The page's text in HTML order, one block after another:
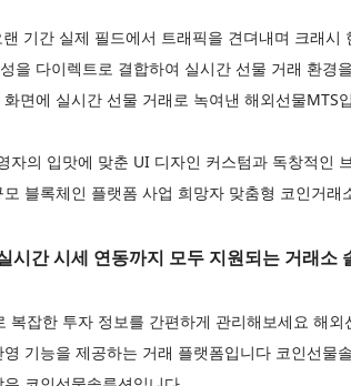
기간 실제 필드에서 트래픽을 견뎌내며 크래
을 다이렉트로 결합하여 실시간 선물 거래 환
면에 실시간 선물 거래로 녹여낸 해외선물MTS
자의 입맛에 맞춘 UI 디자인 커스텀과 독창적인
블록체인 플랫폼 사업 희망자 맞춤형 코인거래
시간 시세 연동까지 모두 지원되는 거래소
복잡한 투자 정보를 간편하게 관리해보세요 해
기능을 제공하는 거래 플랫폼입니다 코인선